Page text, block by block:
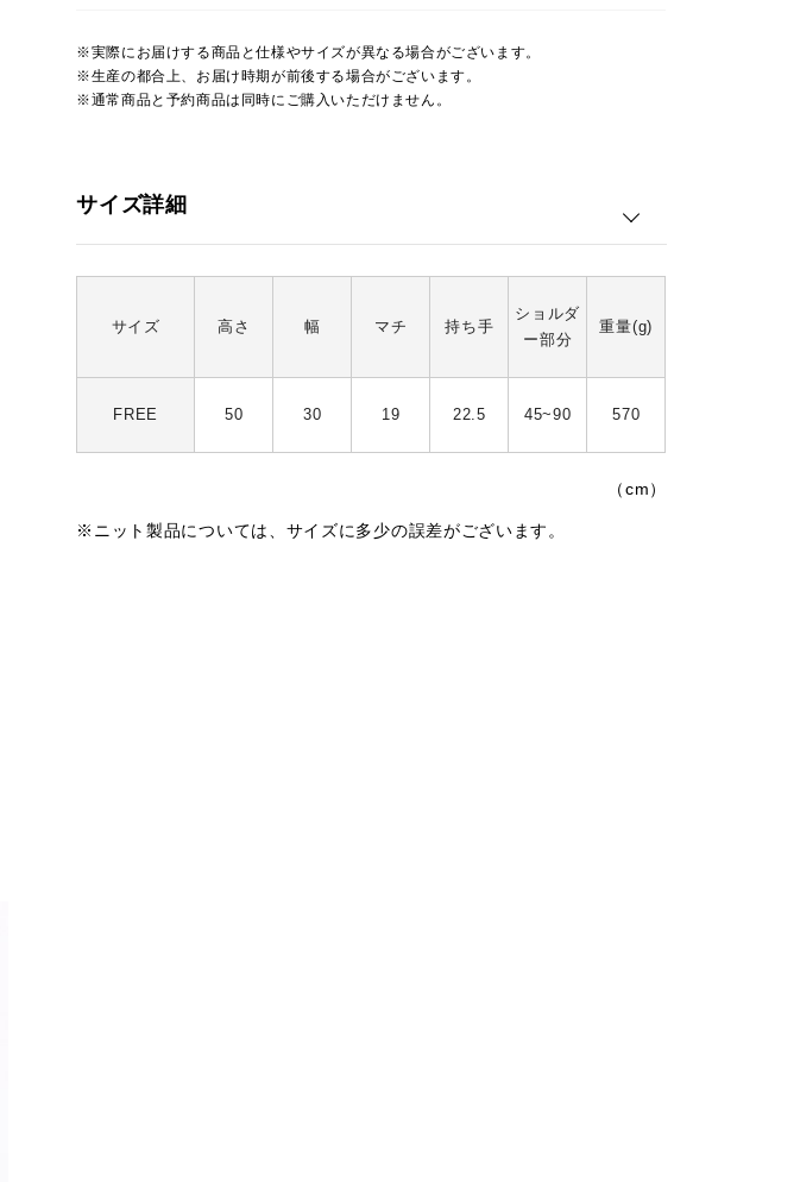
※実際にお届けする商品と仕様やサイズが異なる場合がございます。
※生産の都合上、お届け時期が前後する場合がございます。
※通常商品と予約商品は同時にご購入いただけません。
サイズ詳細
サイズ 高さ 幅 マチ 持ち手
ショルダ
ー部分
重量(g)
FREE 50 30 19 22.5 45~90 570
（cm）
※ニット製品については、サイズに多少の誤差がございます。